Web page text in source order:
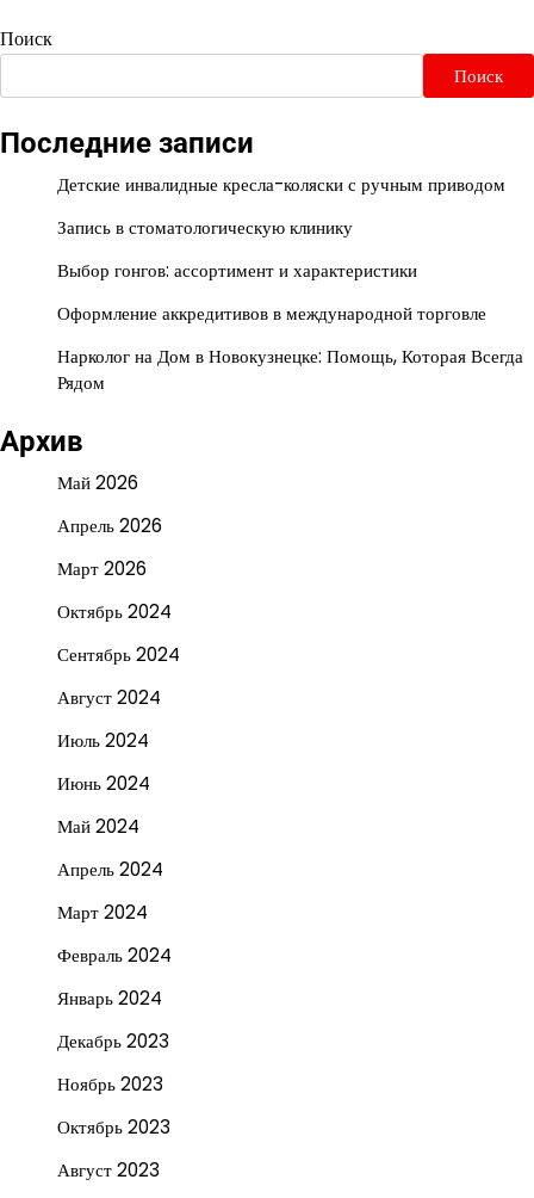
Поиск
Поиск
Последние записи
Детские инвалидные кресла-коляски с ручным приводом
Запись в стоматологическую клинику
Выбор гонгов: ассортимент и характеристики
Оформление аккредитивов в международной торговле
Нарколог на Дом в Новокузнецке: Помощь, Которая Всегда
Рядом
Архив
Май 2026
Апрель 2026
Март 2026
Октябрь 2024
Сентябрь 2024
Август 2024
Июль 2024
Июнь 2024
Май 2024
Апрель 2024
Март 2024
Февраль 2024
Январь 2024
Декабрь 2023
Ноябрь 2023
Октябрь 2023
Август 2023